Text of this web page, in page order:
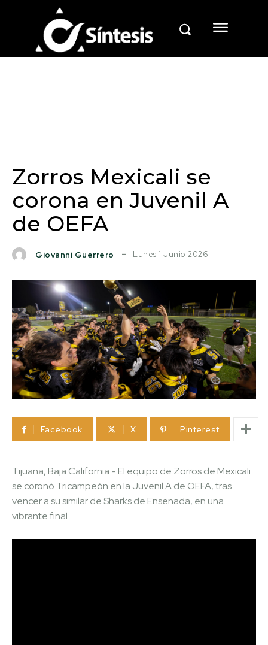
Zorros Mexicali se
corona en Juvenil A
de OEFA
Giovanni Guerrero Lunes 1 Junio 2026
Facebook X Pinterest
Tijuana, Baja California.- El equipo de Zorros de Mexicali
se coronó Tricampeón en la Juvenil A de OEFA, tras
vencer a su similar de Sharks de Ensenada, en una
vibrante final.